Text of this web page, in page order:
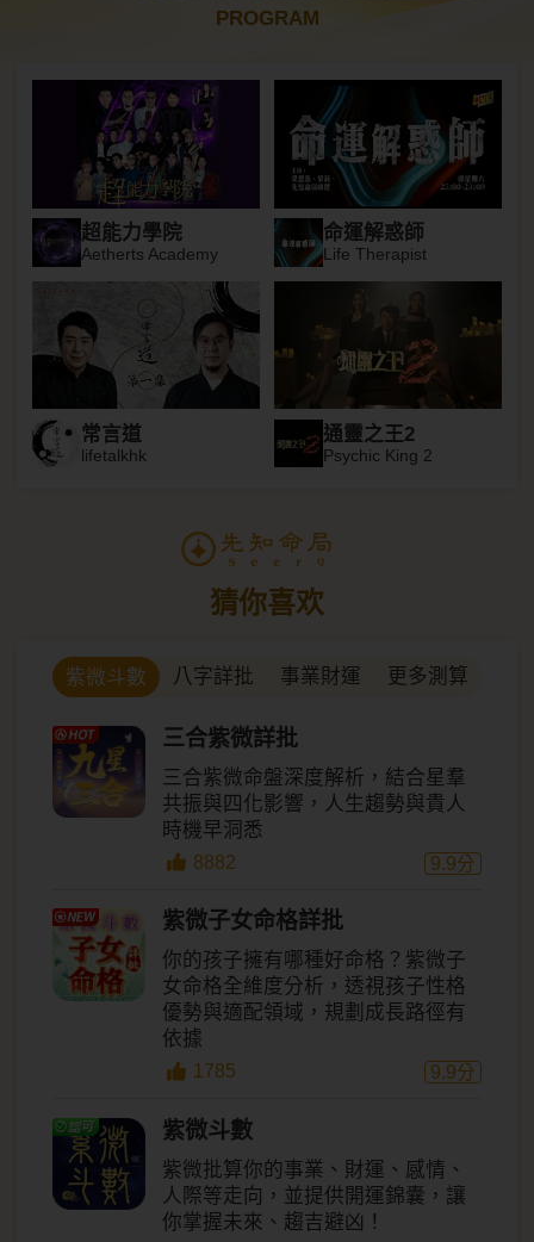
PROGRAM
超能力學院
Aetherts Academy
命運解惑師
Life Therapist
常言道
lifetalkhk
通靈之王2
Psychic King 2
猜你喜欢
紫微斗數 八字詳批 事業財運 更多測算
三合紫微詳批
三合紫微命盤深度解析，結合星羣
共振與四化影響，人生趨勢與貴人
時機早洞悉
8882 9.9分
紫微子女命格詳批
你的孩子擁有哪種好命格？紫微子
女命格全維度分析，透視孩子性格
優勢與適配領域，規劃成長路徑有
依據
1785 9.9分
紫微斗數
紫微批算你的事業、財運、感情、
人際等走向，並提供開運錦囊，讓
你掌握未來、趨吉避凶！